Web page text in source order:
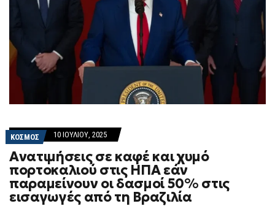
ΚΟΣΜΟΣ 10 ΙΟΥΛΊΟΥ, 2025
Ανατιμήσεις σε καφέ και χυμό
πορτοκαλιού στις ΗΠΑ εάν
παραμείνουν οι δασμοί 50% στις
εισαγωγές από τη Βραζιλία